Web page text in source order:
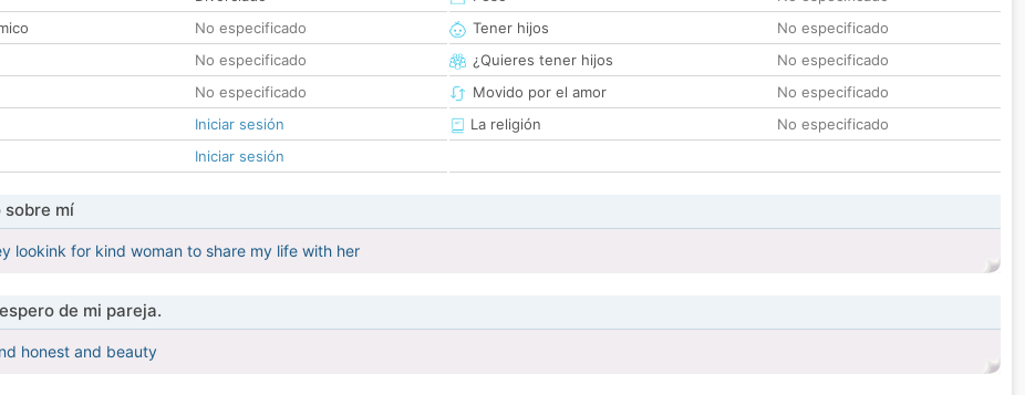
No especificado
No especificado
No especificado
Iniciar sesión
Iniciar sesión
Tener hijos
No especificado
¿Quieres tener hijos
No especificado
Movido por el amor
No especificado
La religión
No especificado
sobre mí
lookink for kind woman to share my life with her
de mi pareja.
honest and beauty